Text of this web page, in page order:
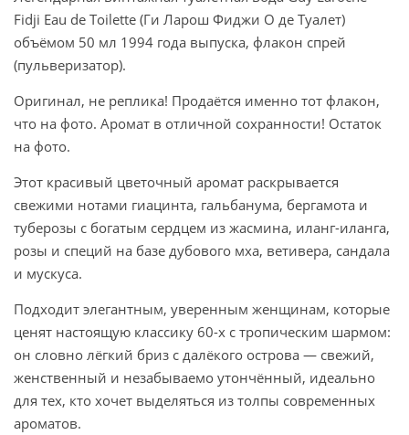
Fidji Eau de Toilette (Ги Ларош Фиджи О де Туалет)
объёмом 50 мл 1994 года выпуска, флакон спрей
(пульверизатор).
Оригинал, не реплика! Продаётся именно тот флакон,
что на фото. Аромат в отличной сохранности! Остаток
на фото.
Этот красивый цветочный аромат раскрывается
свежими нотами гиацинта, гальбанума, бергамота и
туберозы с богатым сердцем из жасмина, иланг-иланга,
розы и специй на базе дубового мха, ветивера, сандала
и мускуса.
Подходит элегантным, уверенным женщинам, которые
ценят настоящую классику 60-х с тропическим шармом:
он словно лёгкий бриз с далёкого острова — свежий,
женственный и незабываемо утончённый, идеально
для тех, кто хочет выделяться из толпы современных
ароматов.